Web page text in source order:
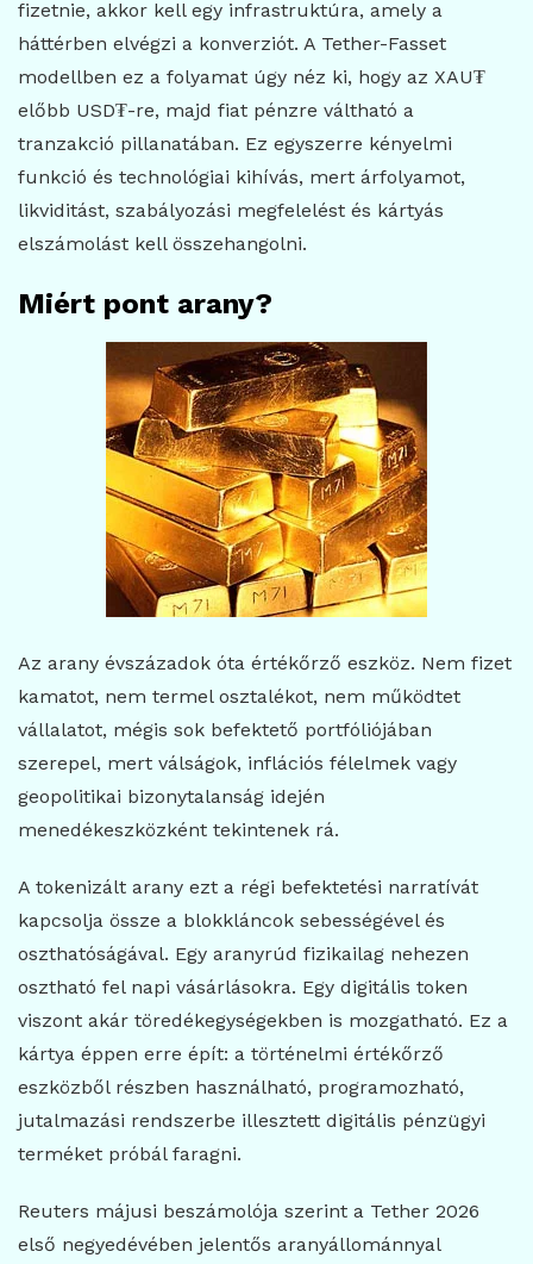
fizetnie, akkor kell egy infrastruktúra, amely a
háttérben elvégzi a konverziót. A Tether-Fasset
modellben ez a folyamat úgy néz ki, hogy az XAU₮
előbb USD₮-re, majd fiat pénzre váltható a
tranzakció pillanatában. Ez egyszerre kényelmi
funkció és technológiai kihívás, mert árfolyamot,
likviditást, szabályozási megfelelést és kártyás
elszámolást kell összehangolni.
Miért pont arany?
Az arany évszázadok óta értékőrző eszköz. Nem fizet
kamatot, nem termel osztalékot, nem működtet
vállalatot, mégis sok befektető portfóliójában
szerepel, mert válságok, inflációs félelmek vagy
geopolitikai bizonytalanság idején
menedékeszközként tekintenek rá.
A tokenizált arany ezt a régi befektetési narratívát
kapcsolja össze a blokkláncok sebességével és
oszthatóságával. Egy aranyrúd fizikailag nehezen
osztható fel napi vásárlásokra. Egy digitális token
viszont akár töredékegységekben is mozgatható. Ez a
kártya éppen erre épít: a történelmi értékőrző
eszközből részben használható, programozható,
jutalmazási rendszerbe illesztett digitális pénzügyi
terméket próbál faragni.
Reuters májusi beszámolója szerint a Tether 2026
első negyedévében jelentős aranyállománnyal